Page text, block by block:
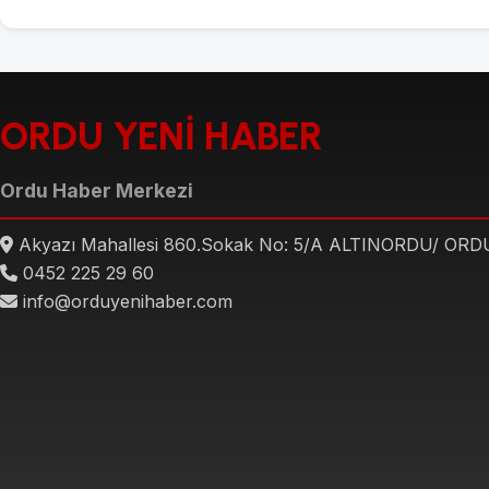
ORDU YENİ HABER
Ordu Haber Merkezi
Akyazı Mahallesi 860.Sokak No: 5/A ALTINORDU/
0452 225 29 60
info@orduyenihaber.com